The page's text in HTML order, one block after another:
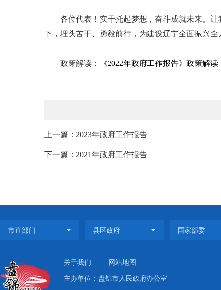
各位代表！实干托起梦想，奋斗成就未来。让
下，埋头苦干、勇毅前行，为建设辽宁全面振兴
政策解读： 《2022年政府工作报告》政策解读
上一篇：2023年政府工作报告
下一篇：2021年政府工作报告
关于我们 网站地图
主办单位：盘锦市人民政府办公室